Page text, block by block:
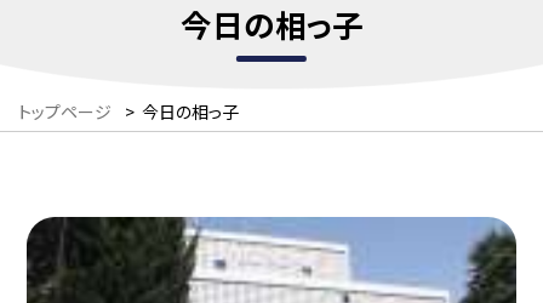
今日の相っ子
トップページ > 今日の相っ子